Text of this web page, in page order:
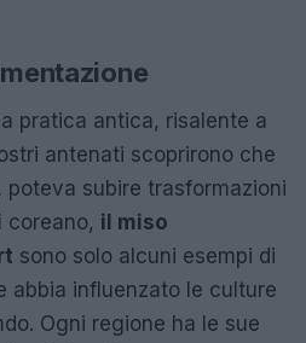
pratica antica, risalente a
antenati scoprirono che
poteva subire trasformazioni
coreano, il miso
sono solo alcuni esempi di
abbia influenzato le culture
Ogni regione ha le sue